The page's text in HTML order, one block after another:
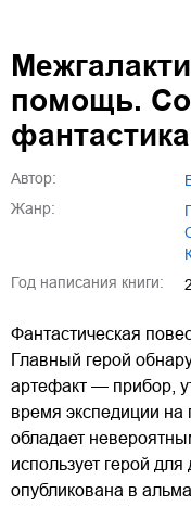
помощь.
фантастика
Автор:
Жанр:
Год написания книги:
Фантастическая
Главный герой
артефакт — прибор,
время экспедиции на
обладает
использует герой
опубликована в